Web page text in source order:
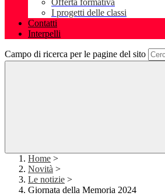
Offerta formativa
I progetti delle classi
Contatti
Interpelli
Campo di ricerca per le pagine del sito
Home >
Novità >
Le notizie >
Giornata della Memoria 2024